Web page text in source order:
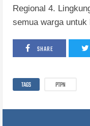
Regional 4.
semua warga
SHARE
TAGS PTPN